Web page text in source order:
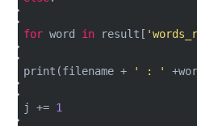
forword inresult[
print(filename + ' : '
j += 1